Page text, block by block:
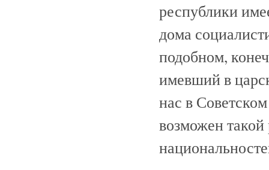
республики
дома
подобном,
имевший в
нас в
возможен такой